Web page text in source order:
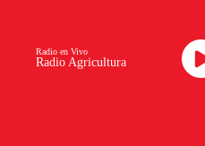
Por medio de su cuenta de
Radio Agricultura
Radio en Vivo